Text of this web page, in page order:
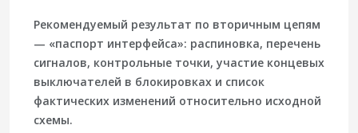
Рекомендуемый результат по вторичным цепям
— «паспорт интерфейса»: распиновка, перечень
сигналов, контрольные точки, участие концевых
выключателей в блокировках и список
фактических изменений относительно исходной
схемы.